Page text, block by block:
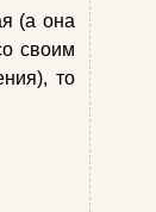
(а она
своим
то